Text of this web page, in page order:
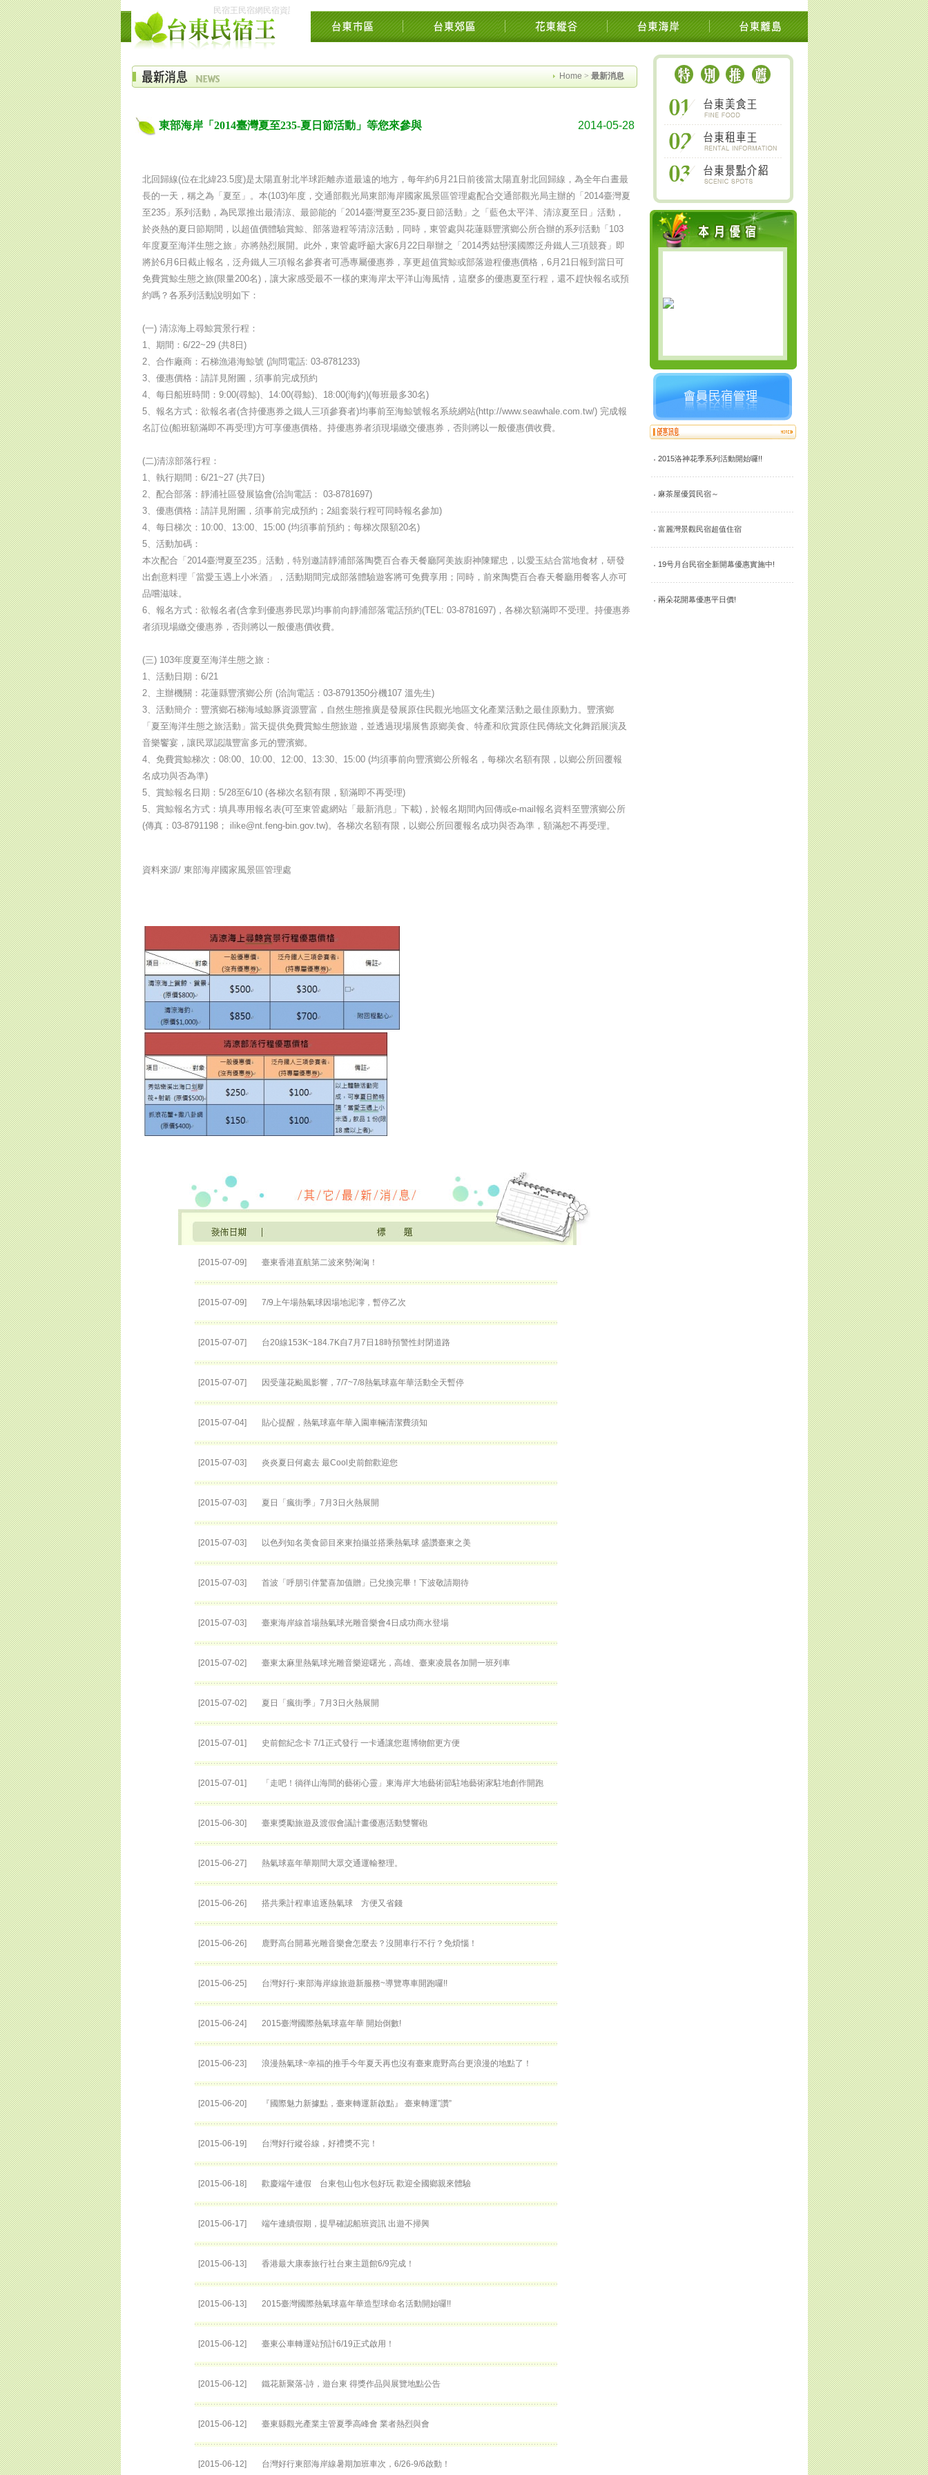
民宿王民宿網民宿資訊網台東花東花蓮綠島民宿住宿旅遊景點交流網縱谷海岸飯店溫泉影音墾丁時光迴徑市集知本池上關山鹿野太麻里金針山南橫
Home > 最新消息
2015洛神花季系列活動開始囉!!
麻茶屋優質民宿～
富麗灣景觀民宿超值住宿
19号月台民宿全新開幕優惠實施中!
兩朵花開幕優惠平日價!
東部海岸「2014臺灣夏至235-夏日節活動」等您來參與 2014-05-28
北回歸線(位在北緯23.5度)是太陽直射北半球距離赤道最遠的地方，每年約6月21日前後當太陽直射北回歸線，為全年白晝最
長的一天，稱之為「夏至」。本(103)年度，交通部觀光局東部海岸國家風景區管理處配合交通部觀光局主辦的「2014臺灣夏
至235」系列活動，為民眾推出最清涼、最節能的「2014臺灣夏至235-夏日節活動」之「藍色太平洋、清涼夏至日」活動，
於炎熱的夏日節期間，以超值價體驗賞鯨、部落遊程等清涼活動，同時，東管處與花蓮縣豐濱鄉公所合辦的系列活動「103
年度夏至海洋生態之旅」亦將熱烈展開。此外，東管處呼籲大家6月22日舉辦之「2014秀姑巒溪國際泛舟鐵人三項競賽」即
將於6月6日截止報名，泛舟鐵人三項報名參賽者可憑專屬優惠券，享更超值賞鯨或部落遊程優惠價格，6月21日報到當日可
免費賞鯨生態之旅(限量200名)，讓大家感受最不一樣的東海岸太平洋山海風情，這麼多的優惠夏至行程，還不趕快報名或預
約嗎？各系列活動說明如下：
(一) 清涼海上尋鯨賞景行程：
1、期間：6/22~29 (共8日)
2、合作廠商：石梯漁港海鯨號 (詢問電話: 03-8781233)
3、優惠價格：請詳見附圖，須事前完成預約
4、每日船班時間：9:00(尋鯨)、14:00(尋鯨)、18:00(海釣)(每班最多30名)
5、報名方式：欲報名者(含持優惠券之鐵人三項參賽者)均事前至海鯨號報名系統網站(http://www.seawhale.com.tw/) 完成報
名訂位(船班額滿即不再受理)方可享優惠價格。持優惠券者須現場繳交優惠券，否則將以一般優惠價收費。
(二)清涼部落行程：
1、執行期間：6/21~27 (共7日)
2、配合部落：靜浦社區發展協會(洽詢電話： 03-8781697)
3、優惠價格：請詳見附圖，須事前完成預約；2組套裝行程可同時報名參加)
4、每日梯次：10:00、13:00、15:00 (均須事前預約；每梯次限額20名)
5、活動加碼：
本次配合「2014臺灣夏至235」活動，特別邀請靜浦部落陶甕百合春天餐廳阿美族廚神陳耀忠，以愛玉結合當地食材，研發
出創意料理「當愛玉遇上小米酒」，活動期間完成部落體驗遊客將可免費享用；同時，前來陶甕百合春天餐廳用餐客人亦可
品嚐滋味。
6、報名方式：欲報名者(含拿到優惠券民眾)均事前向靜浦部落電話預約(TEL: 03-8781697)，各梯次額滿即不受理。持優惠券
者須現場繳交優惠券，否則將以一般優惠價收費。
(三) 103年度夏至海洋生態之旅：
1、活動日期：6/21
2、主辦機關：花蓮縣豐濱鄉公所 (洽詢電話：03-8791350分機107 溫先生)
3、活動簡介：豐濱鄉石梯海域鯨豚資源豐富，自然生態推廣是發展原住民觀光地區文化產業活動之最佳原動力。豐濱鄉
「夏至海洋生態之旅活動」當天提供免費賞鯨生態旅遊，並透過現場展售原鄉美食、特產和欣賞原住民傳統文化舞蹈展演及
音樂饗宴，讓民眾認識豐富多元的豐濱鄉。
4、免費賞鯨梯次：08:00、10:00、12:00、13:30、15:00 (均須事前向豐濱鄉公所報名，每梯次名額有限，以鄉公所回覆報
名成功與否為準)
5、賞鯨報名日期：5/28至6/10 (各梯次名額有限，額滿即不再受理)
5、賞鯨報名方式：填具專用報名表(可至東管處網站「最新消息」下載)，於報名期間內回傳或e-mail報名資料至豐濱鄉公所
(傳真：03-8791198； ilike@nt.feng-bin.gov.tw)。各梯次名額有限，以鄉公所回覆報名成功與否為準，額滿恕不再受理。
資料來源/ 東部海岸國家風景區管理處
[2015-07-09] 臺東香港直航第二波來勢洶洶！
[2015-07-09] 7/9上午場熱氣球因場地泥濘，暫停乙次
[2015-07-07] 台20線153K~184.7K自7月7日18時預警性封閉道路
[2015-07-07] 因受蓮花颱風影響，7/7~7/8熱氣球嘉年華活動全天暫停
[2015-07-04] 貼心提醒，熱氣球嘉年華入園車輛清潔費須知
[2015-07-03] 炎炎夏日何處去 最Cool史前館歡迎您
[2015-07-03] 夏日「瘋街季」7月3日火熱展開
[2015-07-03] 以色列知名美食節目來東拍攝並搭乘熱氣球 盛讚臺東之美
[2015-07-03] 首波「呼朋引伴驚喜加值贈」已兌換完畢！下波敬請期待
[2015-07-03] 臺東海岸線首場熱氣球光雕音樂會4日成功商水登場
[2015-07-02] 臺東太麻里熱氣球光雕音樂迎曙光，高雄、臺東凌晨各加開一班列車
[2015-07-02] 夏日「瘋街季」7月3日火熱展開
[2015-07-01] 史前館紀念卡 7/1正式發行 一卡通讓您逛博物館更方便
[2015-07-01] 「走吧！徜徉山海間的藝術心靈」東海岸大地藝術節駐地藝術家駐地創作開跑
[2015-06-30] 臺東獎勵旅遊及渡假會議計畫優惠活動雙響砲
[2015-06-27] 熱氣球嘉年華期間大眾交通運輸整理。
[2015-06-26] 搭共乘計程車追逐熱氣球 方便又省錢
[2015-06-26] 鹿野高台開幕光雕音樂會怎麼去？沒開車行不行？免煩惱！
[2015-06-25] 台灣好行-東部海岸線旅遊新服務~導覽專車開跑囉!!
[2015-06-24] 2015臺灣國際熱氣球嘉年華 開始倒數!
[2015-06-23] 浪漫熱氣球~幸福的推手今年夏天再也沒有臺東鹿野高台更浪漫的地點了！
[2015-06-20] 『國際魅力新據點，臺東轉運新啟點』 臺東轉運”讚”
[2015-06-19] 台灣好行縱谷線，好禮獎不完！
[2015-06-18] 歡慶端午連假 台東包山包水包好玩 歡迎全國鄉親來體驗
[2015-06-17] 端午連續假期，提早確認船班資訊 出遊不掃興
[2015-06-13] 香港最大康泰旅行社台東主題館6/9完成！
[2015-06-13] 2015臺灣國際熱氣球嘉年華​造型球命名活動開始囉!!
[2015-06-12] 臺東公車轉運站預計6/19正式啟用！
[2015-06-12] 鐵花新聚落-詩，遊台東 得獎作品與展覽地點公告
[2015-06-12] 臺東縣觀光產業主管夏季高峰會 業者熱烈與會
[2015-06-12] 台灣好行東部海岸線暑期加班車次，6/26-9/6啟動！